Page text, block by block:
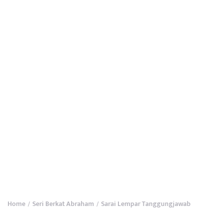
Home / Seri Berkat Abraham / Sarai Lempar Tanggungjawab